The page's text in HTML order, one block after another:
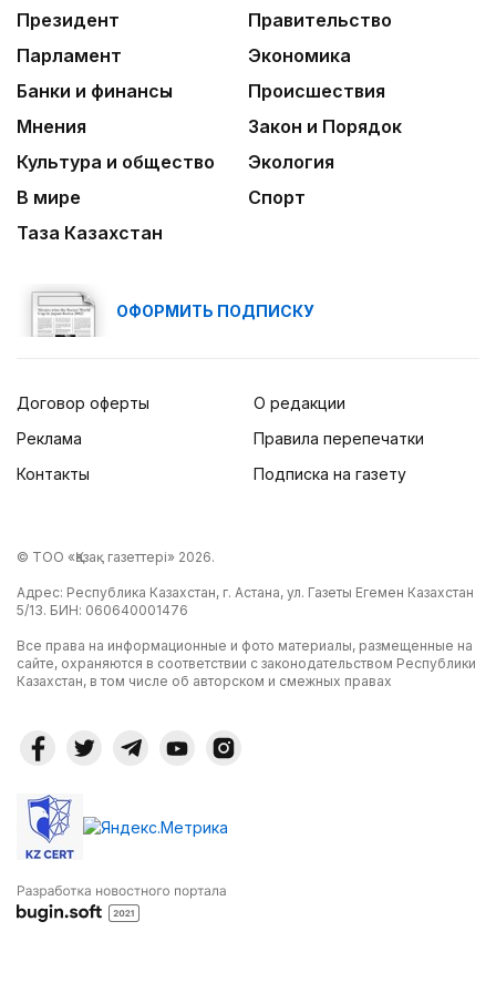
Президент
Правительство
Парламент
Экономика
Банки и финансы
Происшествия
Мнения
Закон и Порядок
Культура и общество
Экология
В мире
Спорт
Таза Казахстан
ОФОРМИТЬ ПОДПИСКУ
Договор оферты
Реклама
Контакты
О редакции
Правила перепечатки
Подписка на газету
© ТОО «Қазақ газеттері» 2026.
Адрес: Республика Казахстан, г. Астана, ул. Газеты Егемен Казахстан
5/13. БИН: 060640001476
Все права на информационные и фото материалы, размещенные на
сайте, охраняются в соответствии с законодательством Республики
Казахстан, в том числе об авторском и смежных правах